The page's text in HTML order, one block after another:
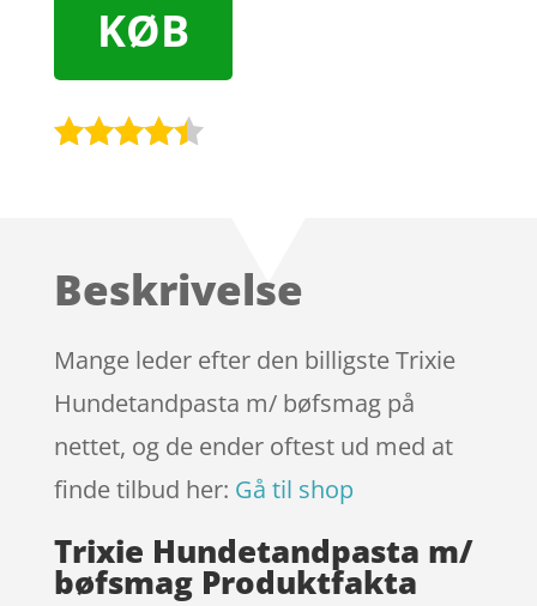
KØB
på
mmelser
Beskrivelse
Mange leder efter den billigste Trixie
Hundetandpasta m/ bøfsmag på
nettet, og de ender oftest ud med at
finde tilbud her: Gå til shop
Trixie Hundetandpasta m/
bøfsmag Produktfakta